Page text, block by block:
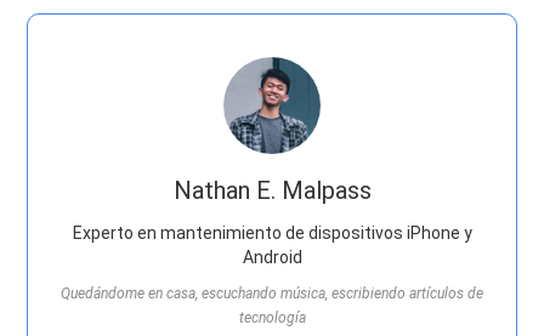
Nathan E. Malpass
Experto en mantenimiento de dispositivos iPhone y
Android
Quedándome en casa, escuchando música, escribiendo artículos de
tecnología